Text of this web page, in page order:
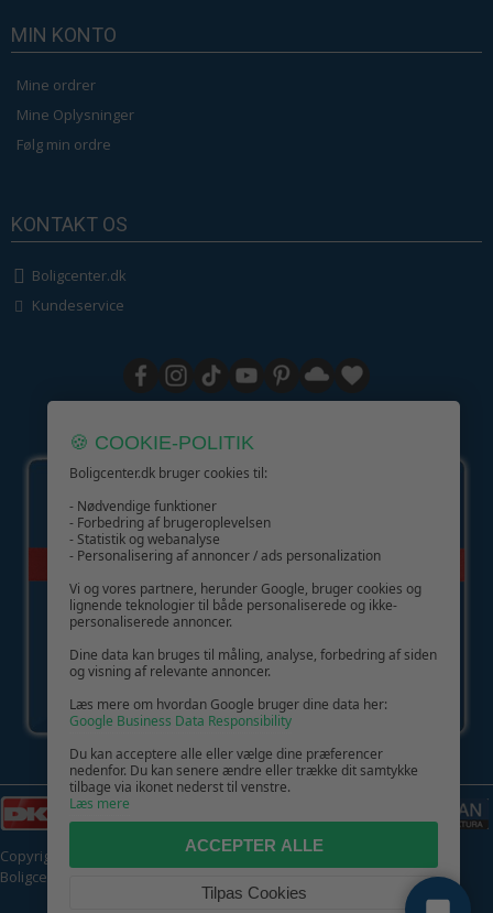
MIN KONTO
Mine ordrer
Mine Oplysninger
Følg min ordre
KONTAKT OS
Boligcenter.dk
Kundeservice
GIV GLÆDE MED ET GAVEKORT!
Copyright © 2026 | CVR: DK41222093 | Alle rettigheder forbeholdes |
Boligcenter.dk
🍪 COOKIE-POLITIK
Boligcenter.dk bruger cookies til:
- Nødvendige funktioner
- Forbedring af brugeroplevelsen
- Statistik og webanalyse
- Personalisering af annoncer / ads personalization
Vi og vores partnere, herunder Google, bruger cookies og
lignende teknologier til både personaliserede og ikke-
personaliserede annoncer.
Dine data kan bruges til måling, analyse, forbedring af siden
og visning af relevante annoncer.
Læs mere om hvordan Google bruger dine data her:
Google Business Data Responsibility
Du kan acceptere alle eller vælge dine præferencer
nedenfor. Du kan senere ændre eller trække dit samtykke
tilbage via ikonet nederst til venstre.
Læs mere
ACCEPTER ALLE
Tilpas Cookies